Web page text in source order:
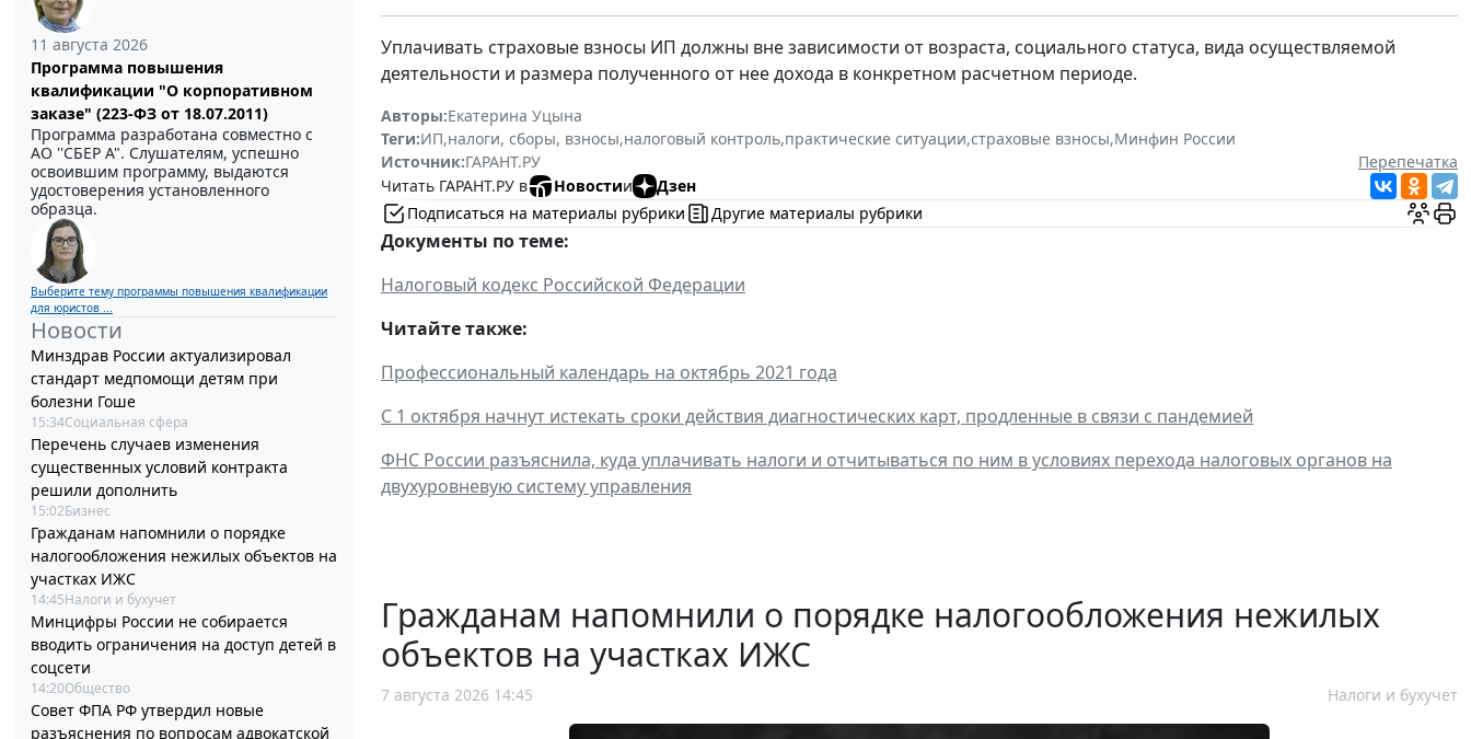
11 августа 2026
Программа повышения
квалификации "О корпоративном
заказе" (223-ФЗ от 18.07.2011)
Программа разработана совместно с
АО ''СБЕР А". Слушателям, успешно
освоившим программу, выдаются
удостоверения установленного
образца.
Выберите тему программы повышения квалификации
для юристов ...
Новости
Минздрав России актуализировал
стандарт медпомощи детям при
болезни Гоше
15:34Социальная сфера
Перечень случаев изменения
существенных условий контракта
решили дополнить
15:02Бизнес
Гражданам напомнили о порядке
налогообложения нежилых объектов на
участках ИЖС
14:45Налоги и бухучет
Минцифры России не собирается
вводить ограничения на доступ детей в
соцсети
14:20Общество
Совет ФПА РФ утвердил новые
разъяснения по вопросам адвокатской
Уплачивать страховые взносы ИП должны вне зависимости от возраста, социального статуса, вида осуществляемой
деятельности и размера полученного от нее дохода в конкретном расчетном периоде.
Авторы:Екатерина Уцына
Теги:ИП,налоги, сборы, взносы,налоговый контроль,практические ситуации,страховые взносы,Минфин России
Источник:ГАРАНТ.РУ
Перепечатка
Читать ГАРАНТ.РУ в
Новостии
Дзен
Подписаться на материалы рубрики
Другие материалы рубрики
Документы по теме:
Налоговый кодекс Российской Федерации
Читайте также:
Профессиональный календарь на октябрь 2021 года
С 1 октября начнут истекать сроки действия диагностических карт, продленные в связи с пандемией
ФНС России разъяснила, куда уплачивать налоги и отчитываться по ним в условиях перехода налоговых органов на
двухуровневую систему управления
Гражданам напомнили о порядке налогообложения нежилых
объектов на участках ИЖС
7 августа 2026 14:45 Налоги и бухучет